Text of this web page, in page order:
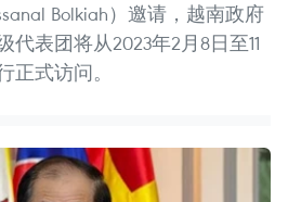
Bolkiah）邀请，越南政府
表团将从2023年2月8日至11
正式访问。